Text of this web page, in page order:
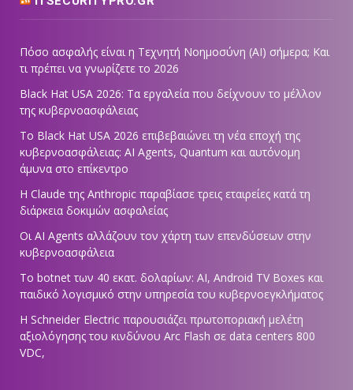
Πόσο ασφαλής είναι η Τεχνητή Νοημοσύνη (AI) σήμερα; Και
τι πρέπει να γνωρίζετε το 2026
Black Hat USA 2026: Τα εργαλεία που δείχνουν το μέλλον
της κυβερνοασφάλειας
Το Black Hat USA 2026 επιβεβαιώνει τη νέα εποχή της
κυβερνοασφάλειας: AI Agents, Quantum και αυτόνομη
άμυνα στο επίκεντρο
Η Claude της Anthropic παραβίασε τρεις εταιρείες κατά τη
διάρκεια δοκιμών ασφαλείας
Οι AI Agents αλλάζουν τον χάρτη των επενδύσεων στην
κυβερνοασφάλεια
Το botnet των 40 εκατ. δολαρίων: AI, Android TV Boxes και
παιδικό λογισμικό στην υπηρεσία του κυβερνοεγκλήματος
Η Schneider Electric παρουσιάζει πρωτοποριακή μελέτη
αξιολόγησης του κινδύνου Arc Flash σε data centers 800
VDC,